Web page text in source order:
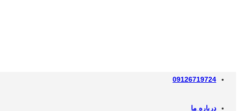
09126719724
درباره ما